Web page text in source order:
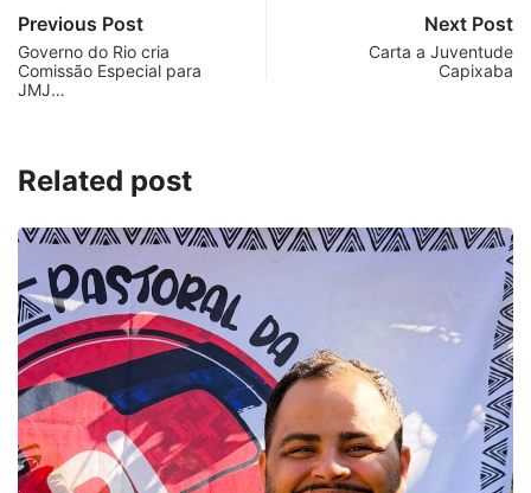
Previous Post
Governo do Rio cria
Comissão Especial para
JMJ…
Next Post
Carta a Juventude
Capixaba
Related post